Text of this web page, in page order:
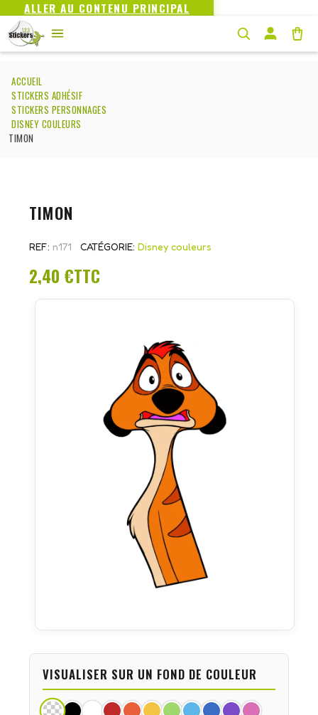
ALLER AU CONTENU PRINCIPAL
ACCUEIL
STICKERS ADHÉSIF
STICKERS PERSONNAGES
DISNEY COULEURS
TIMON
TIMON
REF n171 CATÉGORIE Disney couleurs
2,40 €TTC
VISUALISER SUR UN FOND DE COULEUR